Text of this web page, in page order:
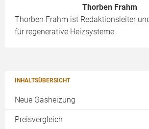
INHALTSÜBERSICHT
Neue Gasheizung
Kaufen
Preisvergleich
Thorben Frahm
Thorben Frahm ist Redaktionsleiter
für regenerative Heizsysteme.